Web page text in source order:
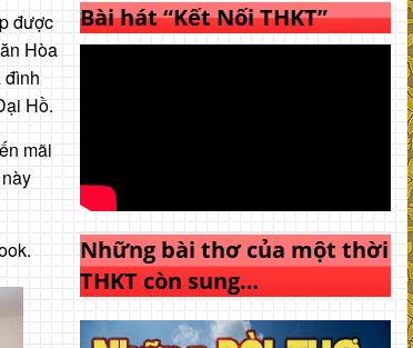
được
Hòa
đình
Hồ.
mãi
Bài hát “Kết Nối THKT”
Những bài thơ của một thời
THKT còn sung…